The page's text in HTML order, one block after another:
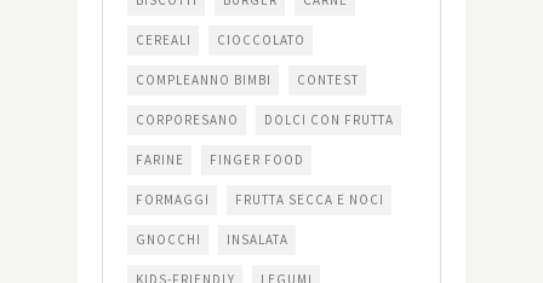
CEREALI CIOCCOLATO
COMPLEANNO BIMBI CONTEST
CORPORESANO DOLCI CON FRUTTA
FARINE FINGER FOOD
FORMAGGI FRUTTA SECCA E NOCI
GNOCCHI INSALATA
KIDS-FRIENDLY LEGUMI